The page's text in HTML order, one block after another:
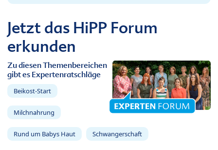
Jetzt das HiPP Forum
erkunden
Zu diesen Themenbereichen
gibt es Expertenratschläge
Beikost-Start
Milchnahrung
Rund um Babys Haut Schwangerschaft